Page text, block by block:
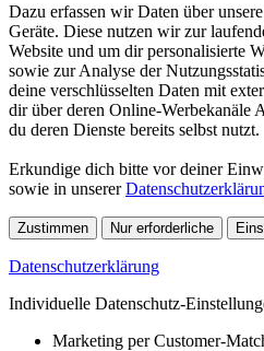
Dazu erfassen wir Daten über
Geräte. Diese nutzen wir zur
Website und um dir personalisierte
sowie zur Analyse der
deine verschlüsselten Daten mit
dir über deren Online-Werbekanäle
du deren Dienste bereits selbst nutzt.
Erkundige dich bitte vor deiner
sowie in unserer
Zustimmen Nur erforderliche
Datenschutzerklärung
Individuelle Datenschutz-
Marketing per Customer-